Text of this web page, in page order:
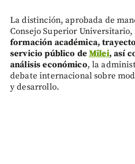
La distinción, aprobada de
Consejo Superior Universitario,
formación académica,
servicio público deMilei, así
análisis económico, la
debate internacional sobre
y desarrollo.